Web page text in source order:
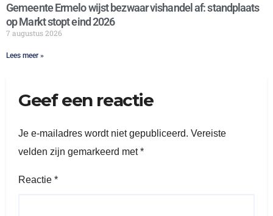
Gemeente Ermelo wijst bezwaar vishandel af: standplaats
op Markt stopt eind 2026
7 augustus 2026
Lees meer »
Geef een reactie
Je e-mailadres wordt niet gepubliceerd. Vereiste
velden zijn gemarkeerd met*
Reactie *